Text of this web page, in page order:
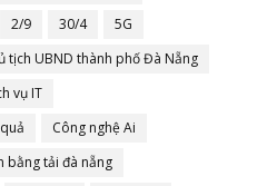
2/9 30/4
5G
tịch UBND thành phố Đà Nẵng
vụ IT
Công nghệ Ai
bằng tải đà nẵng